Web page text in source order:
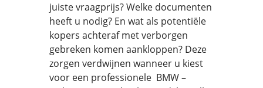
juiste vraagprijs? Welke documenten
heeft u nodig? En wat als potentiële
kopers achteraf met verborgen
gebreken komen aankloppen? Deze
zorgen verdwijnen wanneer u kiest
voor een professionele BMW –